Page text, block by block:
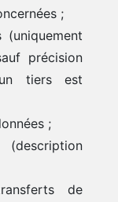
;
(uniquement
précision
tiers est
;
de